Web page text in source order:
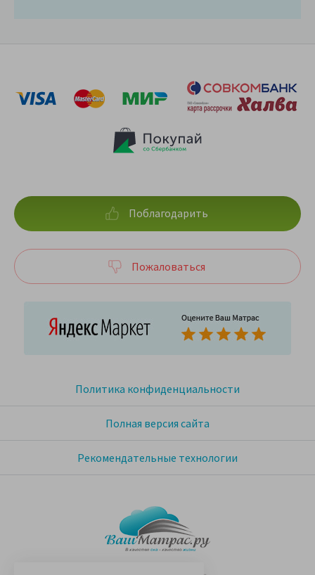
Политика конфиденциальности
Полная версия сайта
Рекомендательные технологии
Поблагодарить
Пожаловаться